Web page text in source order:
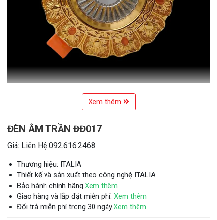
Xem thêm
ĐÈN ÂM TRẦN ĐĐ017
Giá: Liên Hệ 092.616.2468
Thương hiệu: ITALIA
Thiết kế và sản xuất theo công nghệ ITALIA
Bảo hành chính hãng.Xem thêm
Giao hàng và lắp đặt miễn phí. Xem thêm
Đổi trả miễn phí trong 30 ngày.Xem thêm